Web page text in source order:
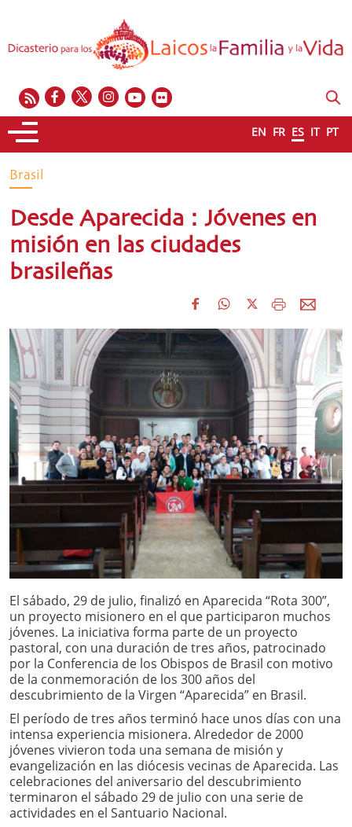
EN FR ES IT PT
Brasil
Desde Aparecida : Jóvenes en
misión en las ciudades
brasileñas
El sábado, 29 de julio, finalizó en Aparecida “Rota 300”,
un proyecto misionero en el que participaron muchos
jóvenes. La iniciativa forma parte de un proyecto
pastoral, con una duración de tres años, patrocinado
por la Conferencia de los Obispos de Brasil con motivo
de la conmemoración de los 300 años del
descubrimiento de la Virgen “Aparecida” en Brasil.
El período de tres años terminó hace unos días con una
intensa experiencia misionera. Alrededor de 2000
jóvenes vivieron toda una semana de misión y
evangelización en las diócesis vecinas de Aparecida. Las
celebraciones del aniversario del descubrimiento
terminaron el sábado 29 de julio con una serie de
actividades en el Santuario Nacional.